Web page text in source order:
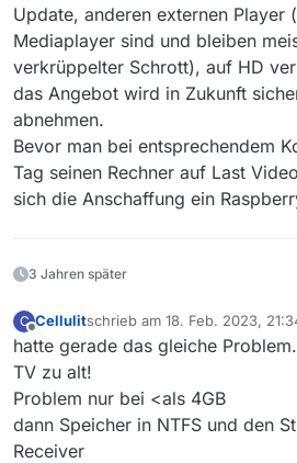
Update, anderen externen Player
Mediaplayer sind und bleiben
verkrüppelter Schrott), auf HD
das Angebot wird in Zukunft
abnehmen.
Bevor man bei entsprechendem
Tag seinen Rechner auf Last
sich die Anschaffung ein
3 Jahren später
C
Offline
Cellulitschrieb am 18. Feb. 2023,
zuletzt editiert von
hatte gerade das gleiche Problem.
TV zu alt!
Problem nur bei <als 4GB
dann Speicher in NTFS und den
Receiver